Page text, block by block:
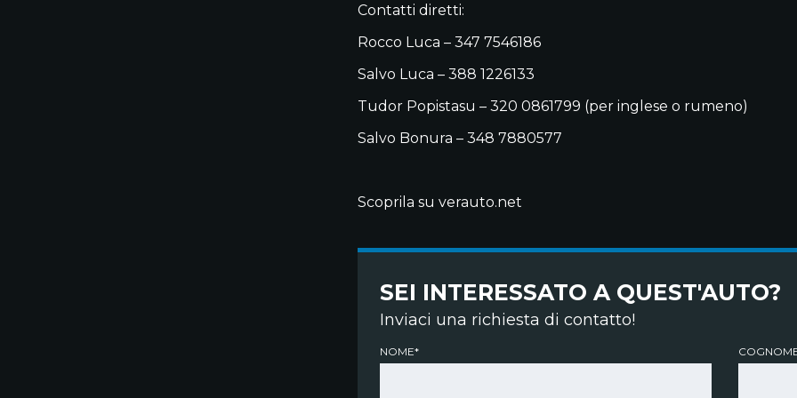
Contatti diretti:
Rocco Luca – 347 7546186
Salvo Luca – 388 1226133
Tudor Popistasu – 320 0861799 (per inglese o rumeno)
Salvo Bonura – 348 7880577
Scoprila su verauto.net
SEI INTERESSATO A QUEST'AUTO?
Inviaci una richiesta di contatto!
NOME*